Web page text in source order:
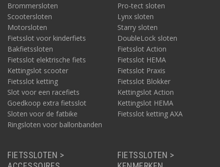
Brommersloten
Scootersloten
Motorsloten
Fietsslot voor kinderfiets
Bakfietssloten
Fietsslot elektrische fiets
Kettingslot scooter
Fietsslot ketting
Slot voor een racefiets
Goedkoop extra fietsslot
Sloten voor de fatbike
Ringsloten voor ballonbanden
Pro-tect sloten
Lynx sloten
Starry sloten
DoubleLock sloten
Fietsslot Action
Fietsslot HEMA
Fietsslot Praxis
Fietsslot Blokker
Kettingslot Action
Kettingslot HEMA
Fietsslot ketting AXA
FIETSSLOTEN >
FIETSSLOTEN >